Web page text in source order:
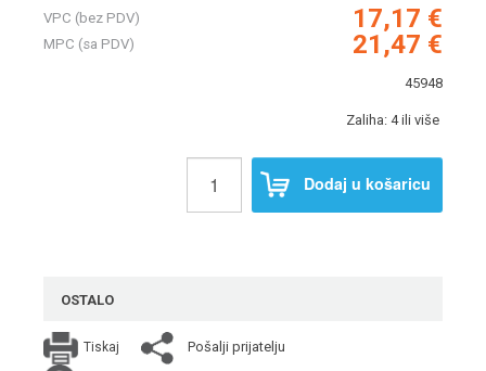
VPC (bez PDV) 17,17 €
MPC (sa PDV) 21,47 €
45948
Zaliha: 4 ili više
Dodaj u košaricu
OSTALO
Tiskaj Pošalji prijatelju